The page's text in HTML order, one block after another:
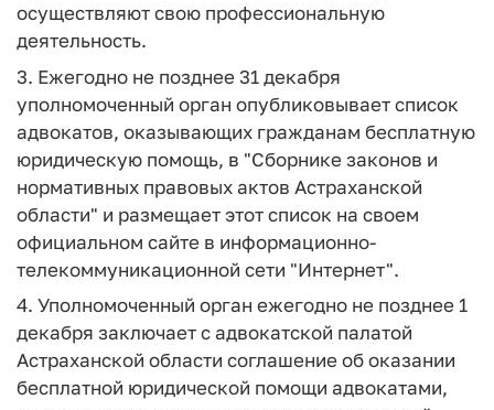
осуществляют свою профессиональную
деятельность.
3. Ежегодно не позднее 31 декабря
уполномоченный орган опубликовывает список
адвокатов, оказывающих гражданам бесплатную
юридическую помощь, в "Сборнике законов и
нормативных правовых актов Астраханской
области" и размещает этот список на своем
официальном сайте в информационно-
телекоммуникационной сети "Интернет".
4. Уполномоченный орган ежегодно не позднее 1
декабря заключает с адвокатской палатой
Астраханской области соглашение об оказании
бесплатной юридической помощи адвокатами,